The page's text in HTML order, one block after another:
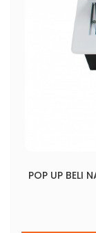
POP UP BELI